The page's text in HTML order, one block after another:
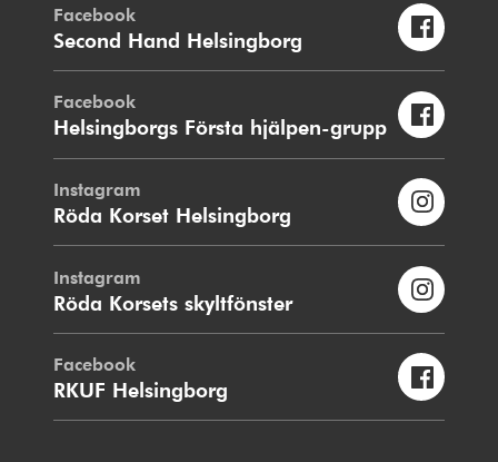
Facebook
Second Hand Helsingborg
Facebook
Helsingborgs Första hjälpen-grupp
Instagram
Röda Korset Helsingborg
Instagram
Röda Korsets skyltfönster
Facebook
RKUF Helsingborg